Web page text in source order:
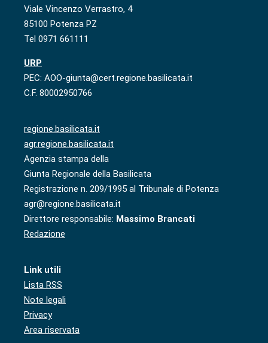
Viale Vincenzo Verrastro, 4
85100 Potenza PZ
Tel 0971 661111
URP
PEC: AOO-giunta@cert.regione.basilicata.it
C.F. 80002950766
regione.basilicata.it
agr.regione.basilicata.it
Agenzia stampa della
Giunta Regionale della Basilicata
Registrazione n. 209/1995 al Tribunale di Potenza
agr@regione.basilicata.it
Direttore responsabile: Massimo Brancati
Redazione
Link utili
Lista RSS
Note legali
Privacy
Area riservata